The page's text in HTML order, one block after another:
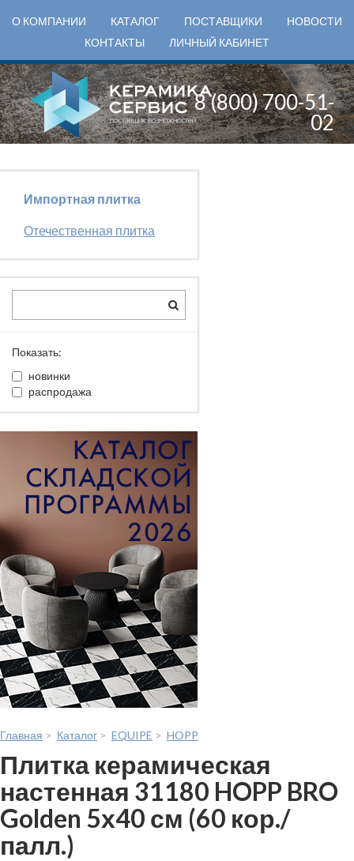
О КОМПАНИИ КАТАЛОГ ПОСТАВЩИКИ
НОВОСТИ
КОНТАКТЫ
ЛИЧНЫЙ КАБИНЕТ
8 (800) 700-51-
02
Импортная плитка
Отечественная плитка
Показать:
новинки
распродажа
Главная > Каталог > EQUIPE > HOPP
Плитка керамическая
настенная 31180 HOPP BRO
Golden 5х40 см (60 кор./
палл.)